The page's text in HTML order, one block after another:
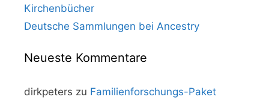
Kirchenbücher
Deutsche Sammlungen bei Ancestry
Neueste Kommentare
dirkpeters zu Familienforschungs-Paket